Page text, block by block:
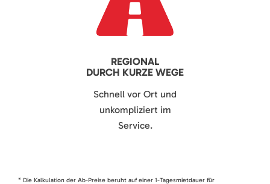
REGIONAL
DURCH KURZE WEGE
Schnell vor Ort und
unkompliziert im
Service.
* Die Kalkulation der Ab-Preise beruht auf einer 1-Tagesmietdauer für